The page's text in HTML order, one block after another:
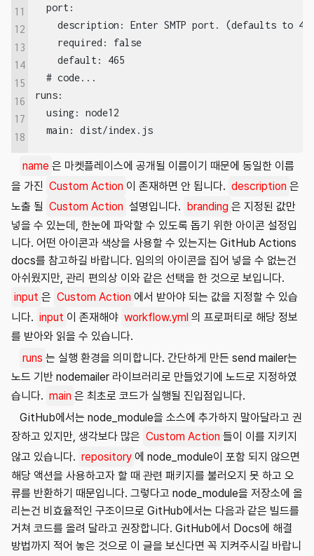
11
12
13
14
15
16
17
18
  port:
description: Enter SMTP port. (defaults to
    required: false
    default: 465
  # code...
runs:
  using: node12
  main: dist/index.js
name 은 마켓플레이스에 공개될 이름이기 때문에 동일한 이름
을 가진 Custom Action 이 존재하면 안 됩니다. description 은
노출 될 Custom Action 설명입니다. branding 은 지정된 값만
넣을 수 있는데, 한눈에 파악할 수 있도록 돕기 위한 아이콘 설정입
니다. 어떤 아이콘과 색상을 사용할 수 있는지는 GitHub Actions
docs를 참고하길 바랍니다. 임의의 아이콘을 집어 넣을 수 없는건
아쉬웠지만, 관리 편의상 이와 같은 선택을 한 것으로 보입니다.
input 은 Custom Action 에서 받아야 되는 값을 지정할 수 있습
니다. input 이 존재해야 workflow.yml 의 프로퍼티로 해당 정보
를 받아와 읽을 수 있습니다.
runs 는 실행 환경을 의미합니다. 간단하게 만든 send mailer는
노드 기반 nodemailer 라이브러리로 만들었기에 노드로 지정하였
습니다. main 은 최초로 코드가 실행될 진입점입니다.
GitHub에서는 node_module을 소스에 추가하지 말아달라고 권
장하고 있지만, 생각보다 많은 Custom Action 들이 이를 지키지
않고 있습니다. repository 에 node_module이 포함 되지 않으면
해당 액션을 사용하고자 할 때 관련 패키지를 불러오지 못 하고 오
류를 반환하기 때문입니다. 그렇다고 node_module을 저장소에 올
리는건 비효율적인 구조이므로 GitHub에서는 다음과 같은 빌드를
거쳐 코드를 올려 달라고 권장합니다. GitHub에서 Docs에 해결
방법까지 적어 놓은 것으로 이 글을 보신다면 꼭 지켜주시길 바랍니